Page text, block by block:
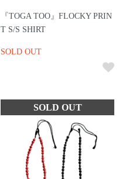
『TOGA TOO』FLOCKY PRIN
T S/S SHIRT
SOLD OUT